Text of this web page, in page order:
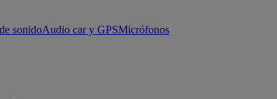
sonidoAudio car y GPSMicrófonos